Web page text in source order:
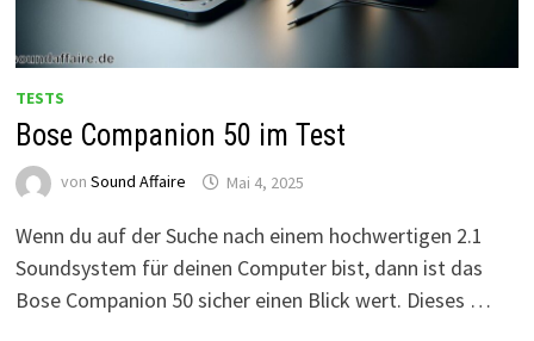
TESTS
Bose Companion 50 im Test
von Sound Affaire Mai 4, 2025
Wenn du auf der Suche nach einem hochwertigen 2.1
Soundsystem für deinen Computer bist, dann ist das
Bose Companion 50 sicher einen Blick wert. Dieses …